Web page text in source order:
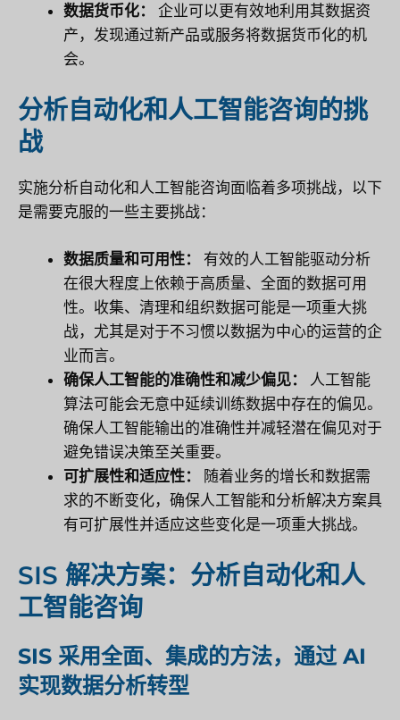
数据货币化：
企业可以更有效地利用其数据资
产，发现通过新产品或服务将数据货币化的机
会。
分析自动化和人工智能咨询的挑
战
实施分析自动化和人工智能咨询面临着多项挑战，以下
是需要克服的一些主要挑战：
数据质量和可用性：
有效的人工智能驱动分析
在很大程度上依赖于高质量、全面的数据可用
性。收集、清理和组织数据可能是一项重大挑
战，尤其是对于不习惯以数据为中心的运营的企
业而言。
确保人工智能的准确性和减少偏见：
人工智能
算法可能会无意中延续训练数据中存在的偏见。
确保人工智能输出的准确性并减轻潜在偏见对于
避免错误决策至关重要。
可扩展性和适应性：
随着业务的增长和数据需
求的不断变化，确保人工智能和分析解决方案具
有可扩展性并适应这些变化是一项重大挑战。
SIS 解决方案：分析自动化和人
工智能咨询
SIS 采用全面、集成的方法，通过 AI
实现数据分析转型